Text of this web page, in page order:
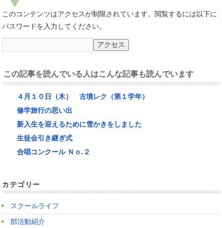
このコンテンツはアクセスが制限されています。閲覧するには以下に
パスワードを入力してください。
この記事を読んでいる人はこんな記事も読んでいます
４月１０日（木） 古墳レク（第１学年）
修学旅行の思い出
新入生を迎えるために雪かきをしました
生徒会引き継ぎ式
合唱コンクール Ｎｏ.２
カテゴリー
スクールライフ
部活動紹介